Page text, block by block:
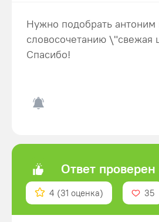
Нужно подобрать антоним
словосочетанию \"свежая
Спасибо!
Ответ
4 (31 оценка) 35